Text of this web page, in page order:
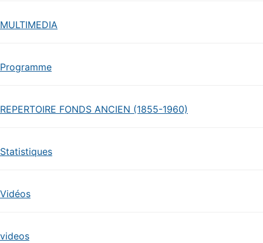
MULTIMEDIA
Programme
REPERTOIRE FONDS ANCIEN (1855-1960)
Statistiques
Vidéos
videos